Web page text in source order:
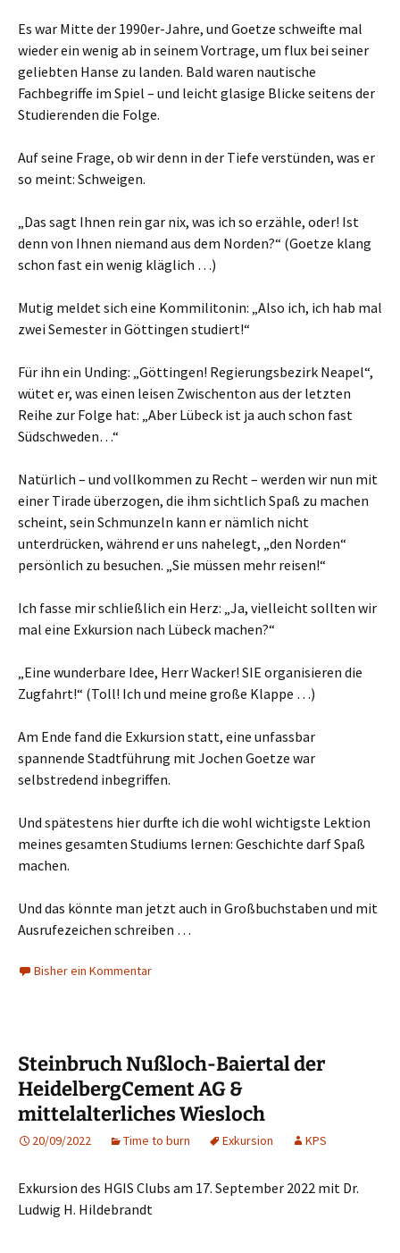
Es war Mitte der 1990er-Jahre, und Goetze schweifte mal
wieder ein wenig ab in seinem Vortrage, um flux bei seiner
geliebten Hanse zu landen. Bald waren nautische
Fachbegriffe im Spiel – und leicht glasige Blicke seitens der
Studierenden die Folge.
Auf seine Frage, ob wir denn in der Tiefe verstünden, was er
so meint: Schweigen.
„Das sagt Ihnen rein gar nix, was ich so erzähle, oder! Ist
denn von Ihnen niemand aus dem Norden?“ (Goetze klang
schon fast ein wenig kläglich …)
Mutig meldet sich eine Kommilitonin: „Also ich, ich hab mal
zwei Semester in Göttingen studiert!“
Für ihn ein Unding: „Göttingen! Regierungsbezirk Neapel“,
wütet er, was einen leisen Zwischenton aus der letzten
Reihe zur Folge hat: „Aber Lübeck ist ja auch schon fast
Südschweden…“
Natürlich – und vollkommen zu Recht – werden wir nun mit
einer Tirade überzogen, die ihm sichtlich Spaß zu machen
scheint, sein Schmunzeln kann er nämlich nicht
unterdrücken, während er uns nahelegt, „den Norden“
persönlich zu besuchen. „Sie müssen mehr reisen!“
Ich fasse mir schließlich ein Herz: „Ja, vielleicht sollten wir
mal eine Exkursion nach Lübeck machen?“
„Eine wunderbare Idee, Herr Wacker! SIE organisieren die
Zugfahrt!“ (Toll! Ich und meine große Klappe …)
Am Ende fand die Exkursion statt, eine unfassbar
spannende Stadtführung mit Jochen Goetze war
selbstredend inbegriffen.
Und spätestens hier durfte ich die wohl wichtigste Lektion
meines gesamten Studiums lernen: Geschichte darf Spaß
machen.
Und das könnte man jetzt auch in Großbuchstaben und mit
Ausrufezeichen schreiben …
Bisher ein Kommentar
Steinbruch Nußloch-Baiertal der
HeidelbergCement AG &
mittelalterliches Wiesloch
20/09/2022 Time to burn Exkursion KPS
Exkursion des HGIS Clubs am 17. September 2022 mit Dr.
Ludwig H. Hildebrandt